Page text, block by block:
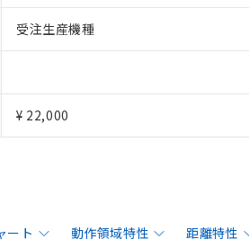
受注生産機種
¥ 22,000
ート 動作領域特性 距離特性